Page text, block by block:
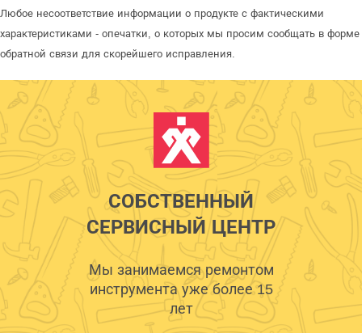
Любое несоответствие информации о продукте с фактическими
характеристиками - опечатки, о которых мы просим сообщать в форме
обратной связи для скорейшего исправления.
СОБСТВЕННЫЙ
СЕРВИСНЫЙ ЦЕНТР
Мы занимаемся ремонтом
инструмента уже более 15
лет